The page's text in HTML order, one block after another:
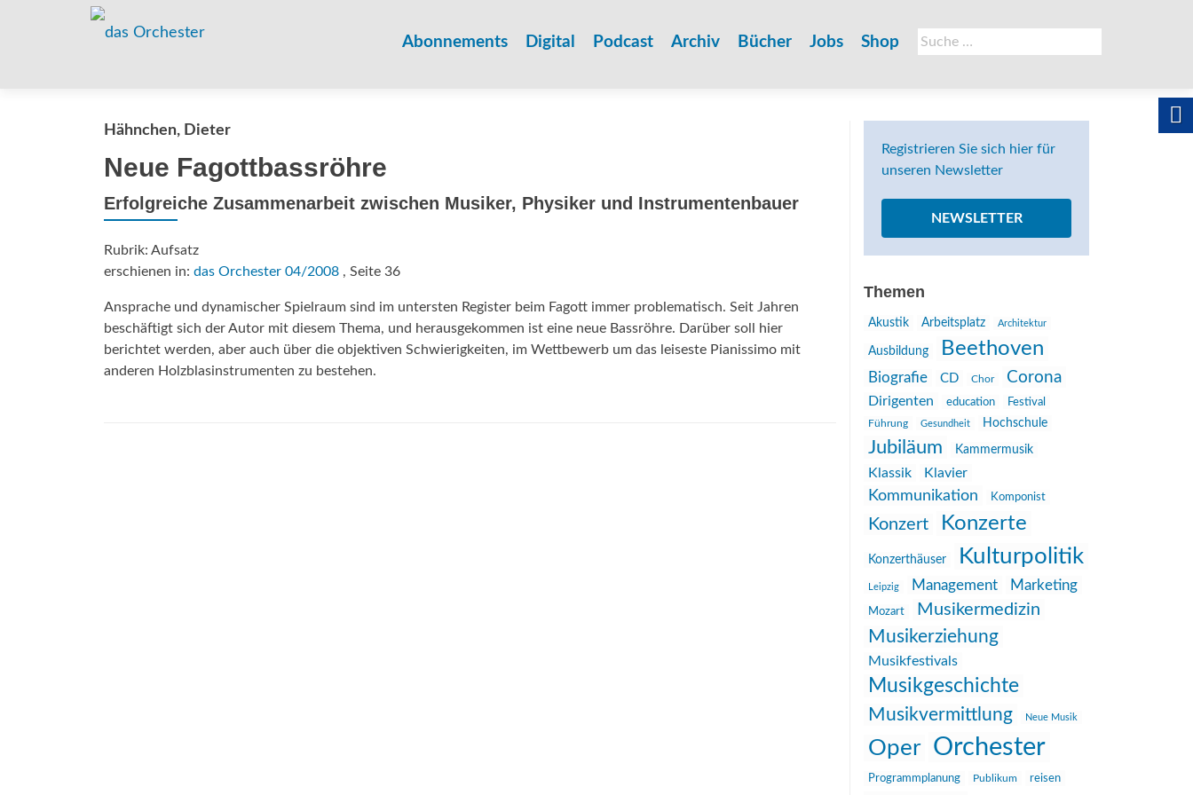
Suche
nach:
Abonnements Digital Podcast Archiv Bücher Jobs Shop
Hähnchen, Dieter
Neue Fagottbassröhre
Erfolgreiche Zusammenarbeit zwischen Musiker, Physiker und Instrumentenbauer
Rubrik: Aufsatz
erschienen in: das Orchester 04/2008 , Seite 36
Ansprache und dynamischer Spielraum sind im untersten Register beim Fagott immer problematisch. Seit Jahren
beschäftigt sich der Autor mit diesem Thema, und herausgekommen ist eine neue Bassröhre. Darüber soll hier
berichtet werden, aber auch über die objektiven Schwierigkeiten, im Wettbewerb um das leiseste Pianissimo mit
anderen Holzblasinstrumenten zu bestehen.
Registrieren Sie sich hier für
unseren Newsletter
NEWSLETTER
Themen
Akustik Arbeitsplatz Architektur
Ausbildung Beethoven
Biografie CD Chor Corona
Dirigenten education
Festival
Führung
Gesundheit Hochschule
Jubiläum Kammermusik
Klassik Klavier
Kommunikation Komponist
Konzert Konzerte
Konzerthäuser Kulturpolitik
Leipzig Management Marketing
Mozart Musikermedizin
Musikerziehung
Musikfestivals
Musikgeschichte
Musikvermittlung Neue Musik
Oper Orchester
Programmplanung Publikum reisen